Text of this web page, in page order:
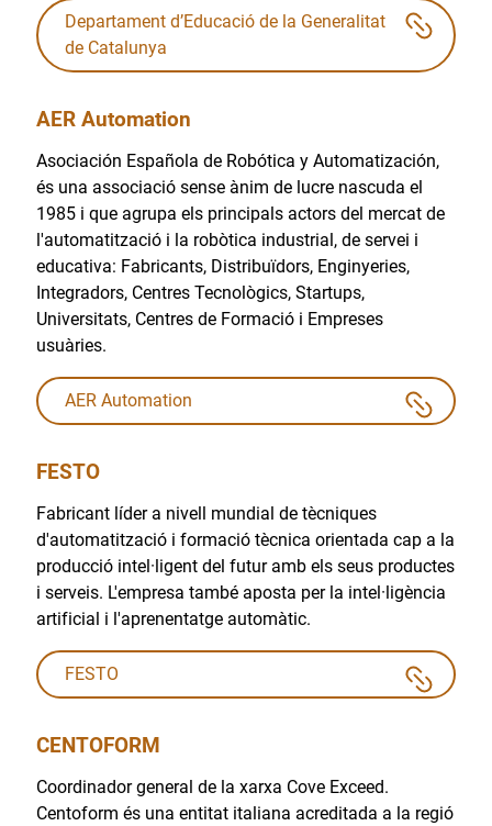
Departament d’Educació de la Generalitat
de Catalunya
AER Automation
Asociación Española de Robótica y Automatización,
és una associació sense ànim de lucre nascuda el
1985 i que agrupa els principals actors del mercat de
l'automatització i la robòtica industrial, de servei i
educativa: Fabricants, Distribuïdors, Enginyeries,
Integradors, Centres Tecnològics, Startups,
Universitats, Centres de Formació i Empreses
usuàries.
AER Automation
FESTO
Fabricant líder a nivell mundial de tècniques
d'automatització i formació tècnica orientada cap a la
producció intel·ligent del futur amb els seus productes
i serveis. L'empresa també aposta per la intel·ligència
artificial i l'aprenentatge automàtic.
FESTO
CENTOFORM
Coordinador general de la xarxa Cove Exceed.
Centoform és una entitat italiana acreditada a la regió